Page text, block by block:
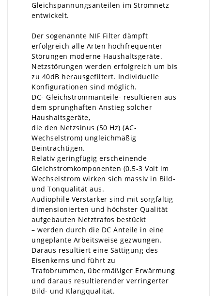
Gleichspannungsanteilen im Stromnetz
entwickelt.
Der sogenannte NIF Filter dämpft
erfolgreich alle Arten hochfrequenter
Störungen moderne Haushaltsgeräte.
Netzstörungen werden erfolgreich um bis
zu 40dB herausgefiltert. Individuelle
Konfigurationen sind möglich.
DC- Gleichstrommanteile- resultieren aus
dem sprunghaften Anstieg solcher
Haushaltsgeräte,
die den Netzsinus (50 Hz) (AC-
Wechselstrom) ungleichmäßig
Beinträchtigen.
Relativ geringfügig erscheinende
Gleichstromkomponenten (0.5-3 Volt im
Wechselstrom wirken sich massiv in Bild-
und Tonqualität aus.
Audiophile Verstärker sind mit sorgfältig
dimensionierten und höchster Qualität
aufgebauten Netztrafos bestückt
– werden durch die DC Anteile in eine
ungeplante Arbeitsweise gezwungen.
Daraus resultiert eine Sättigung des
Eisenkerns und führt zu
Trafobrummen, übermäßiger Erwärmung
und daraus resultierender verringerter
Bild- und Klangqualität.